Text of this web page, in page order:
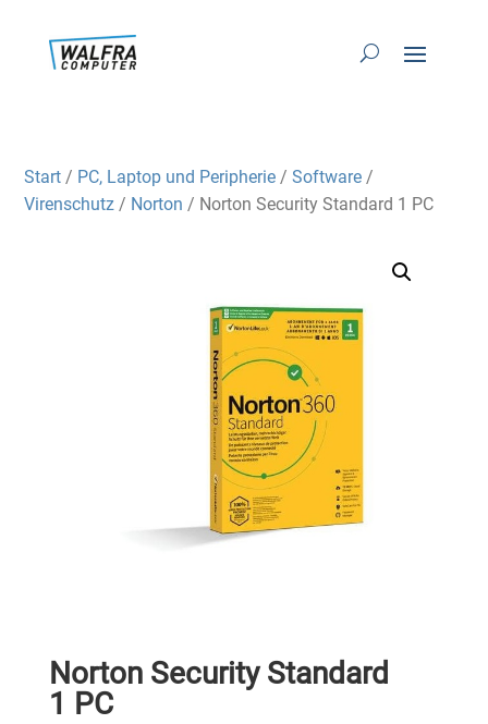
Start / PC, Laptop und Peripherie /Software /
Virenschutz / Norton / Norton Security Standard 1 PC
Norton Security Standard
1 PC